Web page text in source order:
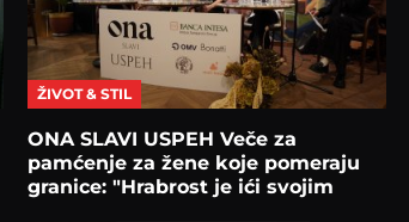
ŽIVOT & STIL
ONA SLAVI USPEH Veče za
pamćenje za žene koje pomeraju
granice: "Hrabrost je ići svojim